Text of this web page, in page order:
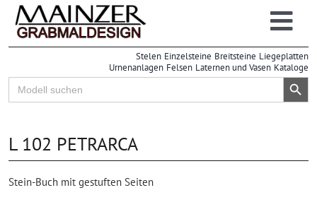
Zum
Inhalt
springen
Stelen Einzelsteine Breitsteine Liegeplatten
Urnenanlagen Felsen Laternen und Vasen Kataloge
Search
for:
Search Button
L 102 PETRARCA
Stein-Buch mit gestuften Seiten